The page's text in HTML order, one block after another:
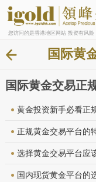
您访问的是香港地区网站 投资有风险
国际黄
国际黄金交易正
黄金投资新手必看正
正规黄金交易平台的
选择黄金交易平台应
国内现货黄金平台的